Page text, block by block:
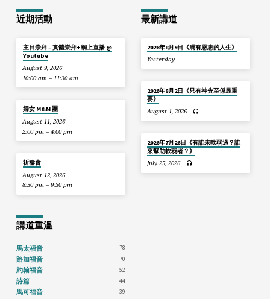
近期活動
主日崇拜 – 實體崇拜+網上直播 @
Youtube
August 9, 2026
10:00 am – 11:30 am
婦女 M&M 團
August 11, 2026
2:00 pm – 4:00 pm
祈禱會
August 12, 2026
8:30 pm – 9:30 pm
最新講道
2026年8月9日《滿有恩惠的人生》
Yesterday
2026年8月2日《只有神先至係最重
要》
August 1, 2026
2026年7月26日《有誰未軟弱過？誰
來幫助軟弱者？》
July 25, 2026
講道重溫
馬太福音 78
路加福音 70
約翰福音 52
詩篇 44
馬可福音 39